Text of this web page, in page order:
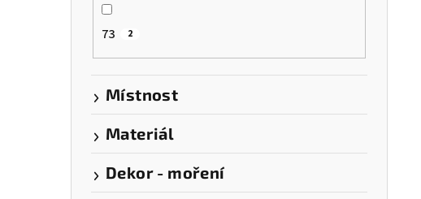
73 2
Místnost
Materiál
Dekor - moření